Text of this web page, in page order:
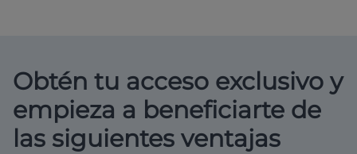
Obtén tu acceso exclusivo y
empieza a beneficiarte de
las siguientes ventajas